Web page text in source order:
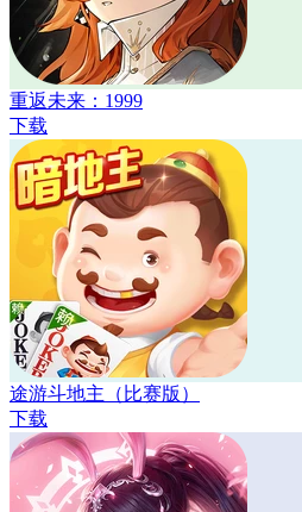
重返未来：1999
下载
途游斗地主（比赛版）
下载